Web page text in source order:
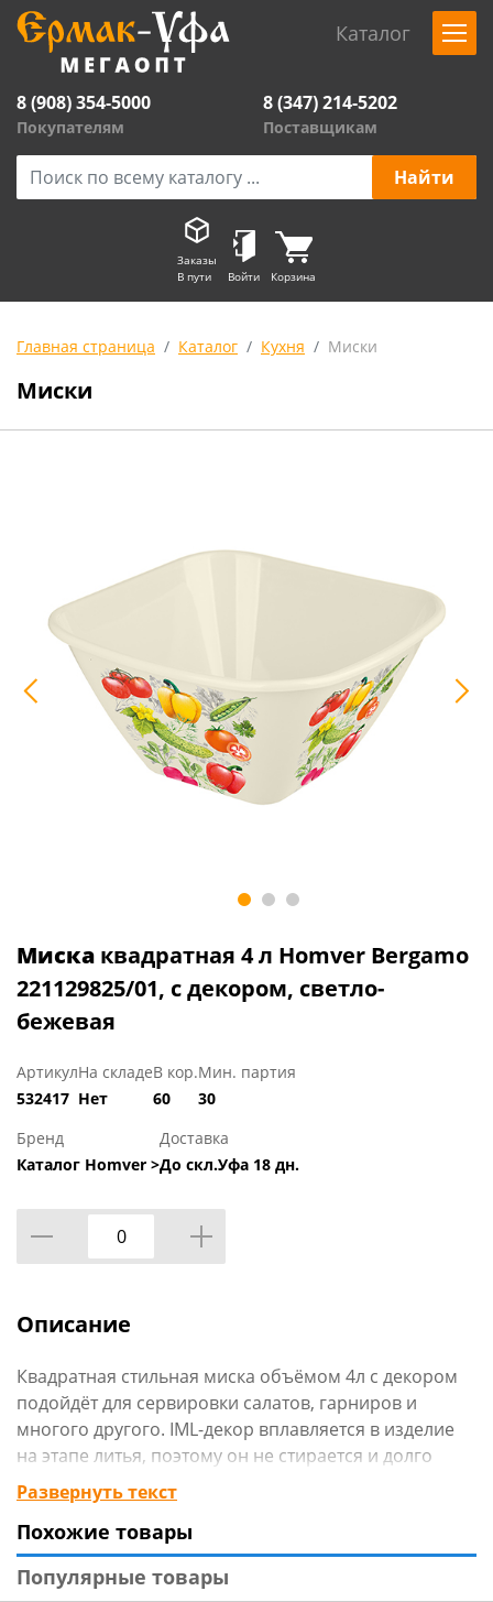
Каталог
8 (908) 354-5000
Покупателям
8 (347) 214-5202
Поставщикам
Заказы
В пути
Войти Корзина
Главная страница Каталог Кухня Миски
Миски
Миска квадратная 4 л Homver Bergamo
221129825/01, с декором, светло-
бежевая
Артикул
532417
На складе
Нет
В кор.
60
Мин. партия
30
Бренд
Каталог Homver >
Доставка
До скл.Уфа 18 дн.
Описание
Квадратная стильная миска объёмом 4л с декором
подойдёт для сервировки салатов, гарниров и
многого другого. IML-декор вплавляется в изделие
на этапе литья, поэтому он не стирается и долго
радует глаз. Миски выпускаются в двух объёмах - 2л
и 4л, которые удобно вкладываются друг в друга для
компактного хранения.Для производства
используется безопасный полипропилен, который
подходит для СВЧ и не содержит бисфенола А.
Развернуть текст
Похожие товары
Популярные товары